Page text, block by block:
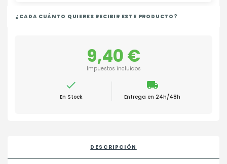
¿CADA CUÁNTO QUIERES RECIBIR ESTE PRODUCTO?
9,40 €
Impuestos incluidos

En Stock
local_shipping
Entrega en 24h/48h
DESCRIPCIÓN